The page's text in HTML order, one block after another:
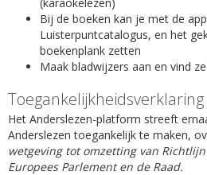
Bij de boeken kan je met de
Luisterpuntcatalogus, en het
boekenplank zetten
Maak bladwijzers aan en vind
Het Anderslezen-platform streeft
Anderslezen toegankelijk te maken,
wetgeving tot omzetting van Richtlijn
Europees Parlement en de Raad.